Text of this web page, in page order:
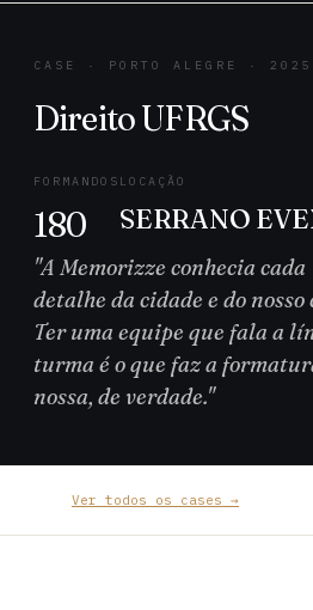
CASE · PORTO ALEGRE · 2025
Direito UFRGS
FORMANDOS
180
LOCAÇÃO
SERRANO
"A Memorizze conhecia cada
detalhe da cidade e do nosso
Ter uma equipe que fala a
turma é o que faz a
nossa, de verdade."
Ver todos os cases →